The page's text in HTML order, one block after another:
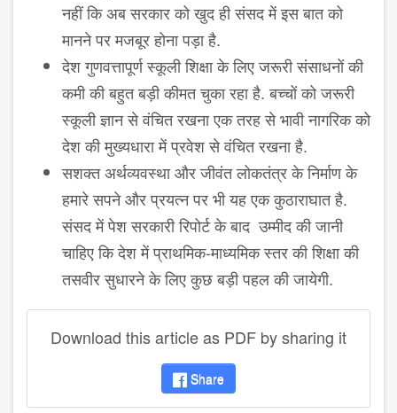
नहीं कि अब सरकार को खुद ही संसद में इस बात को
मानने पर मजबूर होना पड़ा है.
देश गुणवत्तापूर्ण स्कूली शिक्षा के लिए जरूरी संसाधनों की
कमी की बहुत बड़ी कीमत चुका रहा है. बच्चों को जरूरी
स्कूली ज्ञान से वंचित रखना एक तरह से भावी नागरिक को
देश की मुख्यधारा में प्रवेश से वंचित रखना है.
सशक्त अर्थव्यवस्था और जीवंत लोकतंत्र के निर्माण के
हमारे सपने और प्रयत्न पर भी यह एक कुठाराघात है.
संसद में पेश सरकारी रिपोर्ट के बाद उम्मीद की जानी
चाहिए कि देश में प्राथमिक-माध्यमिक स्तर की शिक्षा की
तसवीर सुधारने के लिए कुछ बड़ी पहल की जायेगी.
Download this article as PDF by sharing it
Share